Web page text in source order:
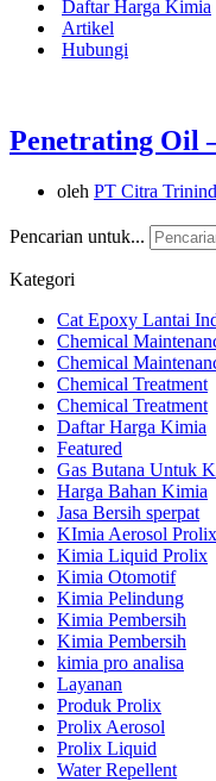
Daftar Harga Kimia
Artikel
Hubungi
Penetrating Oil
oleh PT Citra
Pencarian untuk...
Kategori
Cat Epoxy Lantai
Chemical
Chemical
Chemical Treatment
Chemical Treatment
Daftar Harga Kimia
Featured
Gas Butana Untuk
Harga Bahan Kimia
Jasa Bersih sperpat
KImia Aerosol Prolix
Kimia Liquid Prolix
Kimia Otomotif
Kimia Pelindung
Kimia Pembersih
Kimia Pembersih
kimia pro analisa
Layanan
Produk Prolix
Prolix Aerosol
Prolix Liquid
Water Repellent